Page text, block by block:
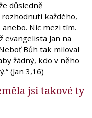
důsledně
každého,
Nic mezi tím.
Jan na
Bůh tak miloval
žádný, kdo v něho
(Jan 3,16)
jsi takové ty